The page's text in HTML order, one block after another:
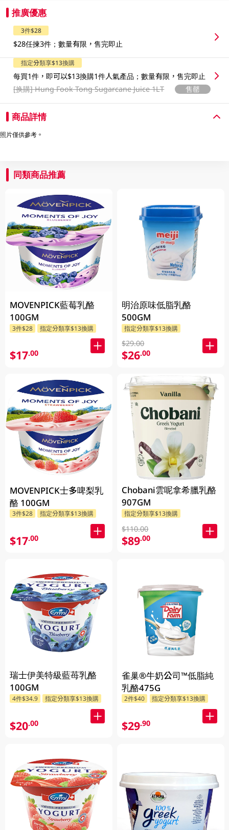
推廣優惠
3件$28
$28任揀3件；數量有限，售完即止
指定分類享$13換購
每買1件，即可以$13換購1件人氣產品；數量有限，售完即止
[换購]Hung Fook Tong Sugarcane Juice 1LT 售罄
商品詳情
照片僅供參考。
同類商品推薦
MOVENPICK藍莓乳酪
100GM
3件$28 指定分類享$13換購
$17.00
MOVENPICK士多啤梨乳
酪 100GM
3件$28 指定分類享$13換購
$17.00
瑞士伊美特級藍苺乳酪
100GM
4件$34.9 指定分類享$13換購
$20.00
明治原味低脂乳酪
500GM
指定分類享$13換購
$29.00
$26.00
Chobani雲呢拿希臘乳酪
907GM
指定分類享$13換購
$110.00
$89.00
雀巢®牛奶公司™低脂純
乳酪475G
2件$40 指定分類享$13換購
$29.90